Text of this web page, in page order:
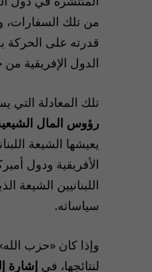
من تلك السفارات،
قدرته على الحركة
الدول الإفريقية
تلك المعادلة التي
رؤوس المال
يعيشها الشيعة
الأفريقية ودول
اللبنانيين الشيعة
سياساته.
وإذا كان «حزب
لنتائجها، في إشارة